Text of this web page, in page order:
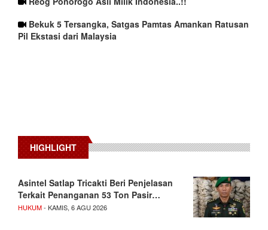
Bekuk 5 Tersangka, Satgas Pamtas Amankan Ratusan
Pil Ekstasi dari Malaysia
HIGHLIGHT
Asintel Satlap Tricakti Beri Penjelasan
Terkait Penanganan 53 Ton Pasir…
HUKUM- KAMIS, 6 AGU 2026